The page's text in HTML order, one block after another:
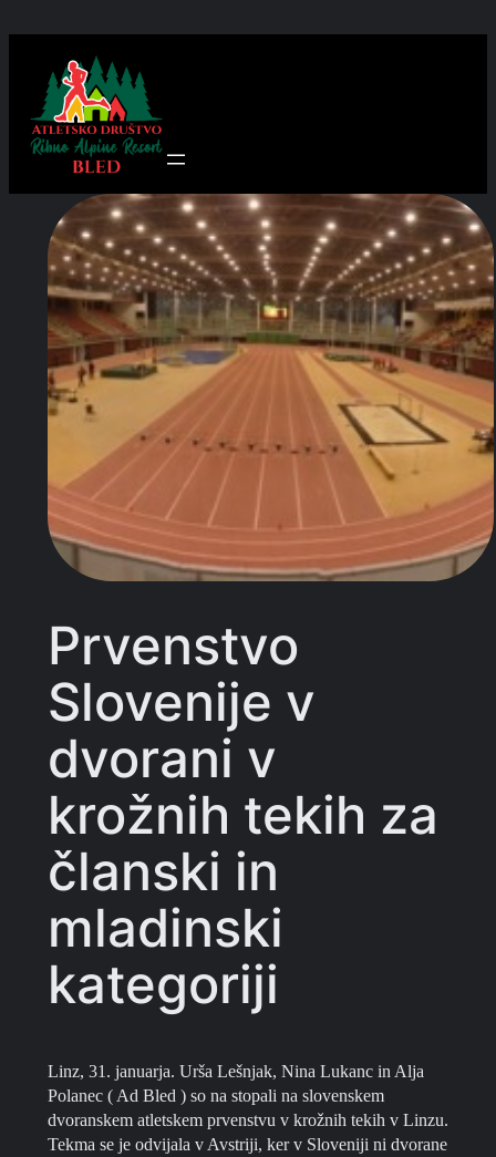
vsebino
Prvenstvo
Slovenije v
dvorani v
krožnih tekih za
članski in
mladinski
kategoriji
Linz, 31. januarja. Urša Lešnjak, Nina Lukanc in Alja
Polanec ( Ad Bled ) so na stopali na slovenskem
dvoranskem atletskem prvenstvu v krožnih tekih v Linzu.
Tekma se je odvijala v Avstriji, ker v Sloveniji ni dvorane